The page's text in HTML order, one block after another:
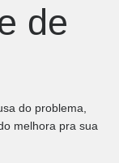
de
do problema,
melhora pra sua